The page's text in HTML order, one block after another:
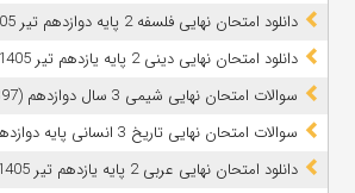
دانلود امتحان نهایی فلسفه 2 پایه دوازدهم تیر 1405 + پاسخ
دانلود امتحان نهایی دینی 2 پایه یازدهم تیر 1405 + پاسخ
سوالات امتحان نهایی شیمی 3 سال دوازدهم (1397 تا 1405)
سوالات امتحان نهایی تاریخ 3 انسانی پایه دوازدهم (1397 تا 1405)
دانلود امتحان نهایی عربی 2 پایه یازدهم تیر 1405 + پاسخ